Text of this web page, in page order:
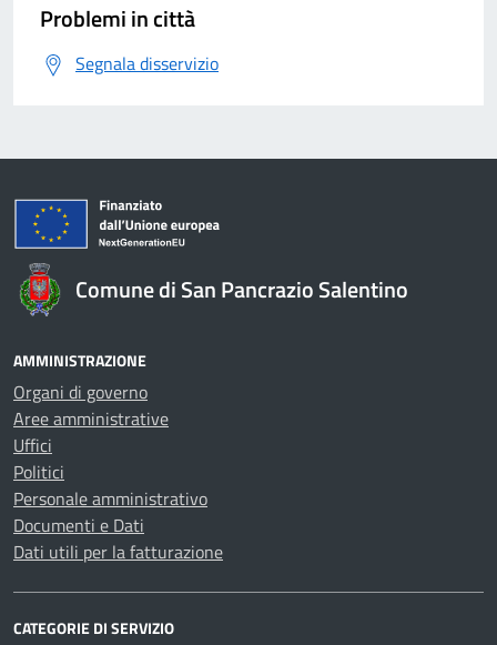
Problemi in città
Segnala disservizio
Comune di San Pancrazio Salentino
AMMINISTRAZIONE
Organi di governo
Aree amministrative
Uffici
Politici
Personale amministrativo
Documenti e Dati
Dati utili per la fatturazione
CATEGORIE DI SERVIZIO